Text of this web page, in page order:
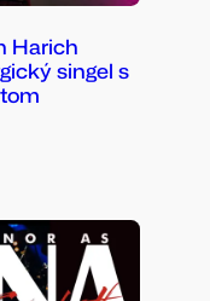
Harich
singel s